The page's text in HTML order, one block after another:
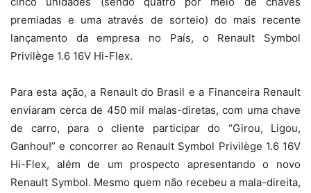
premiadas e uma através de sorteio) do mais recente
lançamento da empresa no País, o Renault Symbol
Privilège 1.6 16V Hi-Flex.
Para esta ação, a Renault do Brasil e a Financeira Renault
enviaram cerca de 450 mil malas-diretas, com uma chave
de carro, para o cliente participar do “Girou, Ligou,
Ganhou!” e concorrer ao Renault Symbol Privilège 1.6 16V
Hi-Flex, além de um prospecto apresentando o novo
Renault Symbol. Mesmo quem não recebeu a mala-direita,